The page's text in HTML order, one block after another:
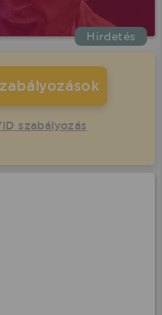
Hirdetés
szabályozás